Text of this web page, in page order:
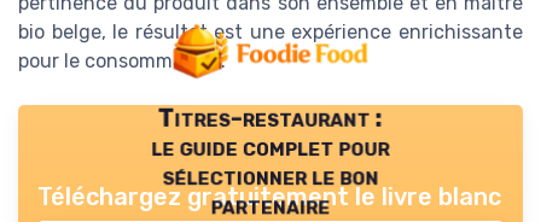
bio belge, le résultat est une expérience enrichissante
pour le consommateur.
Titres-restaurant :
le guide complet pour
sélectionner le bon
partenaire
Téléchargez gratuitement le livre blanc